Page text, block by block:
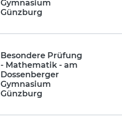
Gymnasium
Günzburg
Besondere Prüfung
- Mathematik - am
Dossenberger
Gymnasium
Günzburg